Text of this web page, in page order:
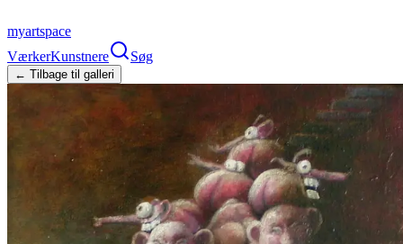
myartspace
VærkerKunstnere Søg
← Tilbage til galleri